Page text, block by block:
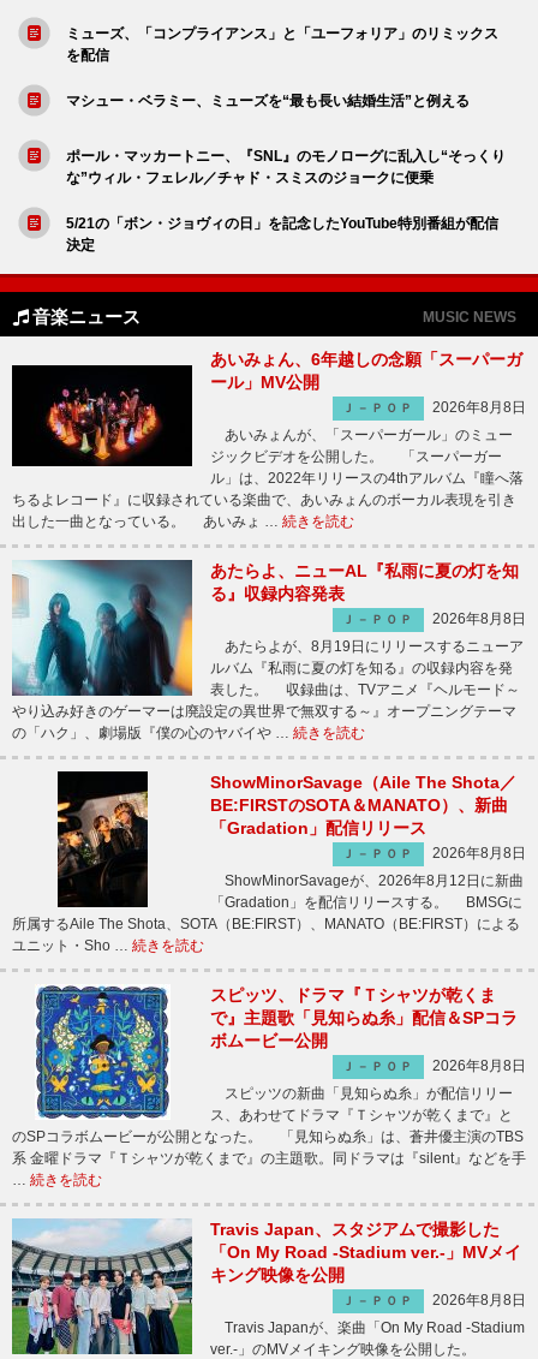
ミューズ、「コンプライアンス」と「ユーフォリア」のリミックス
を配信
マシュー・ベラミー、ミューズを“最も長い結婚生活”と例える
ポール・マッカートニー、『SNL』のモノローグに乱入し“そっくり
な”ウィル・フェレル／チャド・スミスのジョークに便乗
5/21の「ボン・ジョヴィの日」を記念したYouTube特別番組が配信
決定
音楽ニュース MUSIC NEWS
あいみょん、6年越しの念願「スーパーガ
ール」MV公開
Ｊ－ＰＯＰ
2026年8月8日
あいみょんが、「スーパーガール」のミュー
ジックビデオを公開した。 「スーパーガー
ル」は、2022年リリースの4thアルバム『瞳へ落
ちるよレコード』に収録されている楽曲で、あいみょんのボーカル表現を引き
出した一曲となっている。 あいみょ … 続きを読む
あたらよ、ニューAL『私雨に夏の灯を知
る』収録内容発表
Ｊ－ＰＯＰ
2026年8月8日
あたらよが、8月19日にリリースするニューア
ルバム『私雨に夏の灯を知る』の収録内容を発
表した。 収録曲は、TVアニメ『ヘルモード～
やり込み好きのゲーマーは廃設定の異世界で無双する～』オープニングテーマ
の「ハク」、劇場版『僕の心のヤバイや … 続きを読む
ShowMinorSavage（Aile The Shota／
BE:FIRSTのSOTA＆MANATO）、新曲
「Gradation」配信リリース
Ｊ－ＰＯＰ
2026年8月8日
ShowMinorSavageが、2026年8月12日に新曲
「Gradation」を配信リリースする。 BMSGに
所属するAile The Shota、SOTA（BE:FIRST）、MANATO（BE:FIRST）による
ユニット・Sho … 続きを読む
スピッツ、ドラマ『Ｔシャツが乾くま
で』主題歌「見知らぬ糸」配信＆SPコラ
ボムービー公開
Ｊ－ＰＯＰ
2026年8月8日
スピッツの新曲「見知らぬ糸」が配信リリー
ス、あわせてドラマ『Ｔシャツが乾くまで』と
のSPコラボムービーが公開となった。 「見知らぬ糸」は、蒼井優主演のTBS
系 金曜ドラマ『Ｔシャツが乾くまで』の主題歌。同ドラマは『silent』などを手
… 続きを読む
Travis Japan、スタジアムで撮影した
「On My Road -Stadium ver.-」MVメイ
キング映像を公開
Ｊ－ＰＯＰ
2026年8月8日
Travis Japanが、楽曲「On My Road -Stadium
ver.-」のMVメイキング映像を公開した。